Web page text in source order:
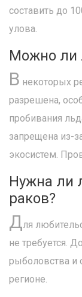
составить до
улова.
Можно ли
В некоторых
разрешена,
пробивания
запрещена из-
экосистем.
Нужна ли
раков?
Для
не требуется.
рыболовства и
регионе.